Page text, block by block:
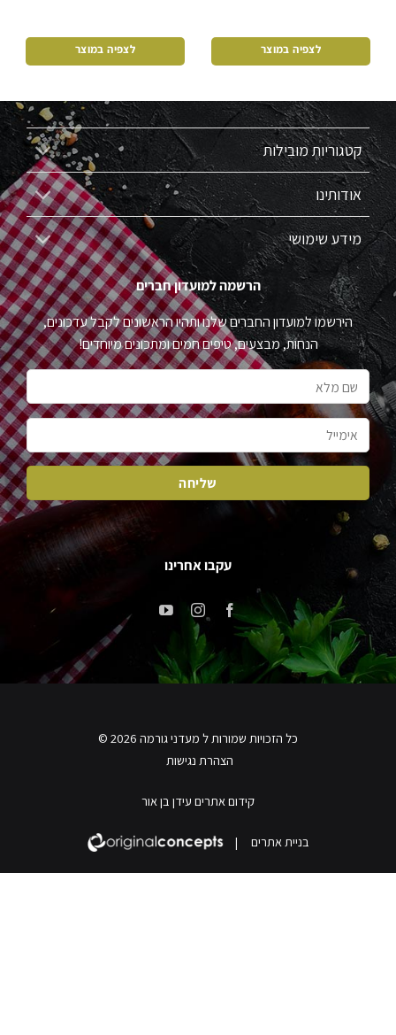
לצפיה במוצר לצפיה במוצר
קטגוריות מובילות
אודותינו
מידע שימושי
הרשמה למועדון חברים
הירשמו למועדון החברים שלנו ותהיו הראשונים לקבל עדכונים,
הנחות, מבצעים, טיפים חמים ומתכונים מיוחדים!
עקבו אחרינו
כל הזכויות שמורות ל מעדני גורמה 2026 ©
הצהרת נגישות
קידום אתרים עידן בן אור
בניית אתרים |